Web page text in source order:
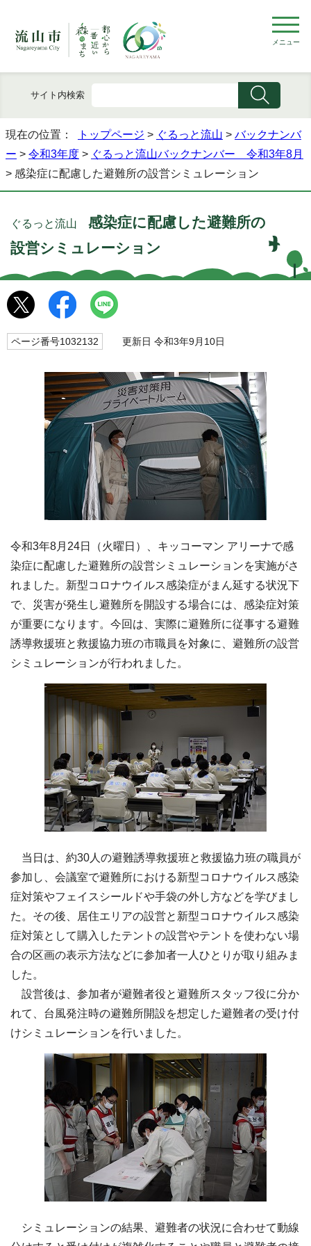
メニュー
サイト内検索
現在の位置： トップページ > ぐるっと流山 > バックナンバ
ー > 令和3年度 > ぐるっと流山バックナンバー 令和3年8月
> 感染症に配慮した避難所の設営シミュレーション
ぐるっと流山 感染症に配慮した避難所の
設営シミュレーション
ページ番号1032132 更新日 令和3年9月10日
令和3年8月24日（火曜日）、キッコーマン アリーナで感
染症に配慮した避難所の設営シミュレーションを実施がさ
れました。新型コロナウイルス感染症がまん延する状況下
で、災害が発生し避難所を開設する場合には、感染症対策
が重要になります。今回は、実際に避難所に従事する避難
誘導救援班と救援協力班の市職員を対象に、避難所の設営
シミュレーションが行われました。
当日は、約30人の避難誘導救援班と救援協力班の職員が
参加し、会議室で避難所における新型コロナウイルス感染
症対策やフェイスシールドや手袋の外し方などを学びまし
た。その後、居住エリアの設営と新型コロナウイルス感染
症対策として購入したテントの設営やテントを使わない場
合の区画の表示方法などに参加者一人ひとりが取り組みま
した。
設営後は、参加者が避難者役と避難所スタッフ役に分か
れて、台風発注時の避難所開設を想定した避難者の受け付
けシミュレーションを行いました。
シミュレーションの結果、避難者の状況に合わせて動線